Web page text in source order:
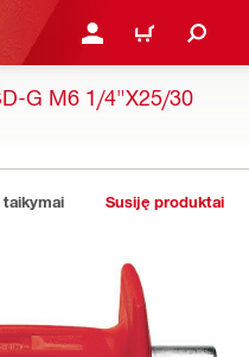
PRISIJUNGTI ARBA
PIRKINIŲ
G M6 1/4"X25/30
Susiję produktai